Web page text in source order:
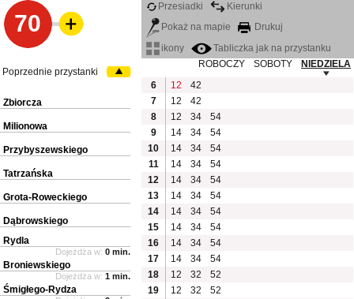
70
Przesiadki
Kierunki
Pokaż na mapie
Drukuj
ikony
Tabliczka jak na przystanku
ROBOCZY
SOBOTY
NIEDZIELA
6
12
42
7
12
42
8
12 34
54
9
14 34
54
10
14 34
54
11
14 34
54
12
14 34
54
13
14 34
54
14
14 34
54
15
14 34
54
16
14 34
54
17
14 34
54
18
12 32
52
19
12 32 52
Poprzednie przystanki
Zbiorcza
Milionowa
Przybyszewskiego
Tatrzańska
Grota-Roweckiego
Dąbrowskiego
Rydla
Dojeżdża w: 0 min.
Broniewskiego
Dojeżdża w: 1 min.
Śmigłego-Rydza